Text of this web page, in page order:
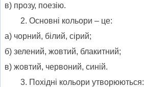
в) прозу, поезію.
Основні кольори – це:
а) чорний, білий, сірий;
б) зелений, жовтий, блакитний;
в) жовтий, червоний, синій.
Похідні кольори утворюються: